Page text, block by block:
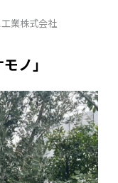
業株式会社
ノ」